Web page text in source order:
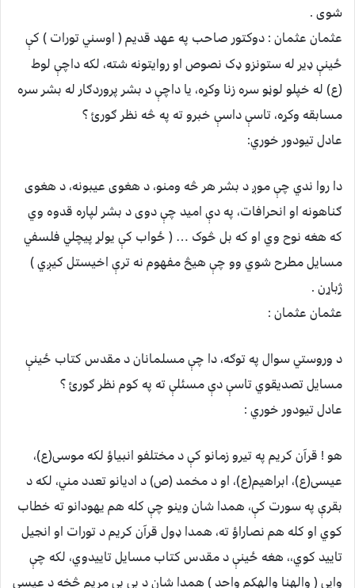
شوی .
عثمان عثمان :دوکتور صاحب په عهد قدیم ( اوسني تورات ) کې
ځینې ډیر له ستونزو ډک نصوص او روایتونه شته، لکه داچې لوط
(ع) له خپلو لوڼو سره زنا وکړه، یا داچې د بشر پروردګار له بشر سره
مسابقه وکړه، تاسې داسې خبرو ته په څه نظر ګورئ ؟
عادل تیودور خوري:
دا روا ندي چې موږ د بشر هر څه ومنو، د هغوی عیبونه، د هغوی
ګناهونه او انحرافات، په دې امید چې دوی د بشر لپاره قدوه وي
که هغه نوح وي او که بل څوک … ( ځواب کې یولړ پیچلي فلسفي
مسایل مطرح شوي وو چې هیڅ مفهوم نه ترې اخیستل کیږي )
ژباړن .
عثمان عثمان :
د وروستي سوال په توګه، دا چې مسلمانان د مقدس کتاب ځینې
مسایل تصدیقوي تاسې دې مسئلې ته په کوم نظر ګورئ ؟
عادل تیودور خوري :
هو ! قرآن کریم په تیرو زمانو کې د مختلفو انبیاؤ لکه موسی(ع)،
عیسی(ع)، ابراهیم(ع)، او د مخمد (ص) د ادیانو تعدد مني، لکه د
بقرې په سورت کې، همدا شان وینو چې کله هم یهودانو ته خطاب
کوي او کله هم نصاراؤ ته، همدا ډول قرآن کریم د تورات او انجیل
تایید کوي،، هغه ځینې د مقدس کتاب مسایل تاییدوي، لکه چې
وایي ( والهنا والهکم واحد ) همدا شان د بي بي مریم څخه د عیسی